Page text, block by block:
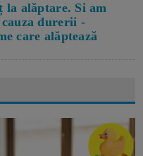
la alăptare. Si am
durerii -
care alăptează